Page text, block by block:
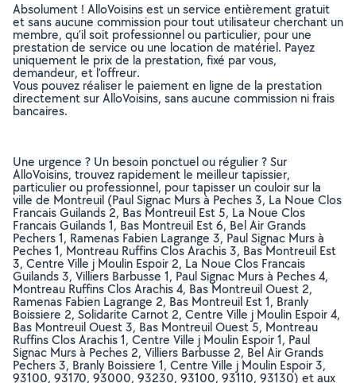
Absolument ! AlloVoisins est un service entièrement gratuit
et sans aucune commission pour tout utilisateur cherchant un
membre, qu’il soit professionnel ou particulier, pour une
prestation de service ou une location de matériel. Payez
uniquement le prix de la prestation, fixé par vous,
demandeur, et l’offreur.
Vous pouvez réaliser le paiement en ligne de la prestation
directement sur AlloVoisins, sans aucune commission ni frais
bancaires.
Une urgence ? Un besoin ponctuel ou régulier ? Sur
AlloVoisins, trouvez rapidement le meilleur tapissier,
particulier ou professionnel, pour tapisser un couloir sur la
ville de Montreuil (Paul Signac Murs à Peches 3, La Noue Clos
Francais Guilands 2, Bas Montreuil Est 5, La Noue Clos
Francais Guilands 1, Bas Montreuil Est 6, Bel Air Grands
Pechers 1, Ramenas Fabien Lagrange 3, Paul Signac Murs à
Peches 1, Montreau Ruffins Clos Arachis 3, Bas Montreuil Est
3, Centre Ville j Moulin Espoir 2, La Noue Clos Francais
Guilands 3, Villiers Barbusse 1, Paul Signac Murs à Peches 4,
Montreau Ruffins Clos Arachis 4, Bas Montreuil Ouest 2,
Ramenas Fabien Lagrange 2, Bas Montreuil Est 1, Branly
Boissiere 2, Solidarite Carnot 2, Centre Ville j Moulin Espoir 4,
Bas Montreuil Ouest 3, Bas Montreuil Ouest 5, Montreau
Ruffins Clos Arachis 1, Centre Ville j Moulin Espoir 1, Paul
Signac Murs à Peches 2, Villiers Barbusse 2, Bel Air Grands
Pechers 3, Branly Boissiere 1, Centre Ville j Moulin Espoir 3,
93100, 93170, 93000, 93230, 93100, 93110, 93130) et aux